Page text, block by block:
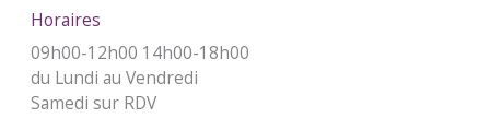
Horaires
09h00-12h00 14h00-18h00
du Lundi au Vendredi
Samedi sur RDV